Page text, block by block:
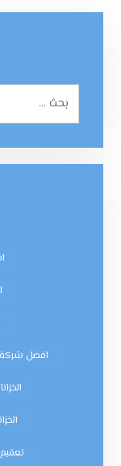
افضل شركة